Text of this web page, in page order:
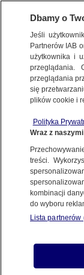
ŚWIAT
żołnierzy
3.02.2020, 05:15
Udostępnij
Francja
Jak dodała,
skierowanej
Dbamy o
Jeśli
Partnerów IAB
użytkownika i
przeglądania.
przeglądania
się
plików cookie i
Polityka
Wraz z
treści.
kombinacji
do wyboru
Lista partnerów